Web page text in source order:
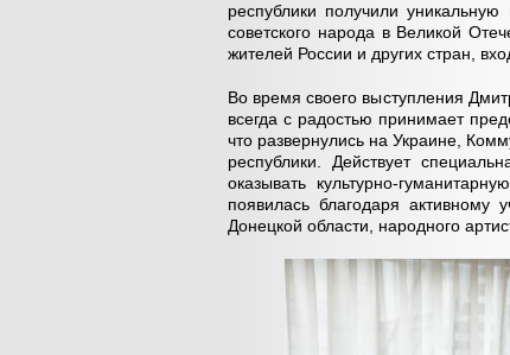
республики получили
советского народа в Великой
жителей России и других стран,
Во время своего выступления
всегда с радостью принимает
что развернулись на Украине,
республики. Действует
оказывать культурно-
появилась благодаря
Донецкой области, народного